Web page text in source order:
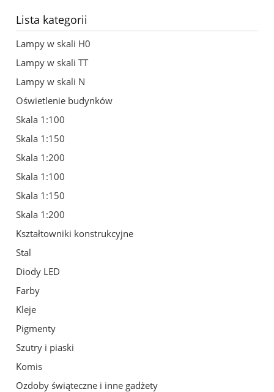
Lista kategorii
Lampy w skali H0
Lampy w skali TT
Lampy w skali N
Oświetlenie budynków
Skala 1:100
Skala 1:150
Skala 1:200
Skala 1:100
Skala 1:150
Skala 1:200
Kształtowniki konstrukcyjne
Stal
Diody LED
Farby
Kleje
Pigmenty
Szutry i piaski
Komis
Ozdoby świąteczne i inne gadżety